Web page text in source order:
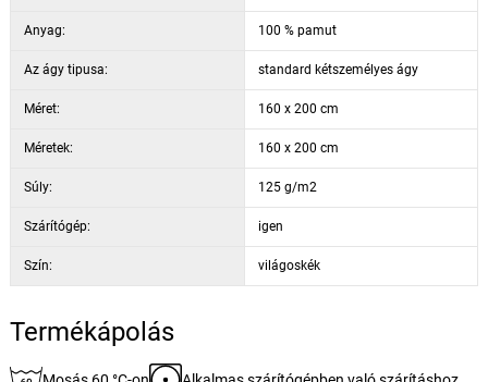
Anyag: 100 % pamut
Az ágy tipusa: standard kétszemélyes ágy
Méret: 160 x 200 cm
Méretek: 160 x 200 cm
Súly: 125 g/m2
Szárítógép: igen
Szín: világoskék
Termékápolás